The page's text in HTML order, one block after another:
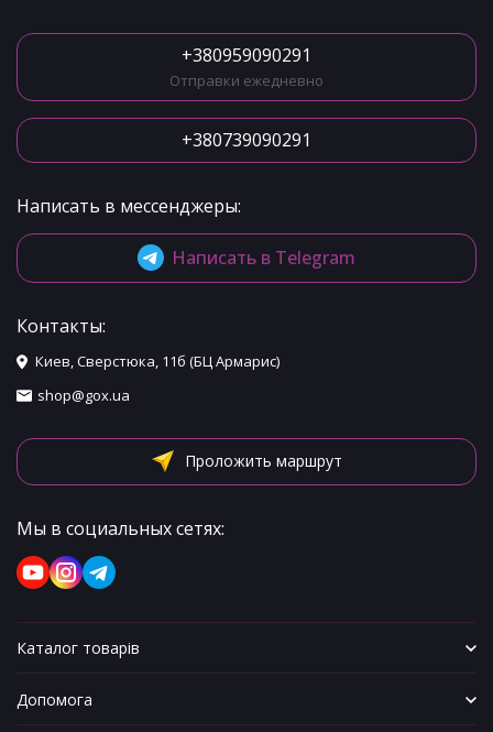
+380959090291
Отправки ежедневно
+380739090291
Написать в мессенджеры:
Написать в Telegram
Контакты:
Киев, Сверстюка, 11б (БЦ Армарис)
shop@gox.ua
Проложить маршрут
Мы в социальных сетях:
Каталог товарів
Допомога